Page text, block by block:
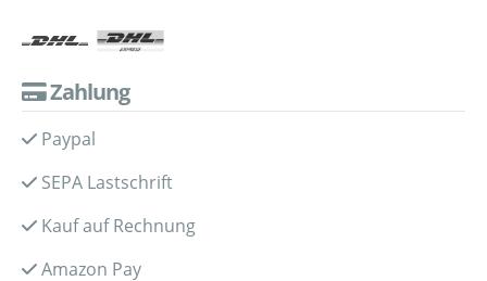
Zahlung
Paypal
SEPA Lastschrift
Kauf auf Rechnung
Amazon Pay